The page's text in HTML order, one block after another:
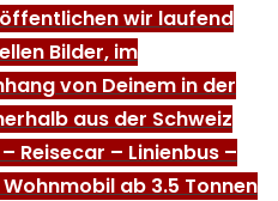
wir laufend
Bilder, im
von Deinem in der
aus der Schweiz
Reisecar – Linienbus –
ab 3.5 Tonnen